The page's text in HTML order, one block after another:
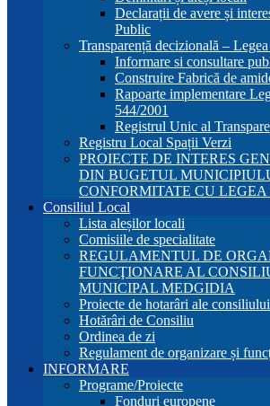
Declarații de avere și
Public
Transparență decizională –
Informare si consultare
Construire Fabrică de
Rapoarte implementare
544/2001
Registrul Unic al
Registru Local Spații Verzi
PROIECTE DE INTERES
DIN BUGETUL
CONFORMITATE CU LEGEA
Consiliul Local
Lista aleșilor locali
Comisiile de specialitate
REGULAMENTUL DE
FUNCŢIONARE AL
MUNICIPAL MEDGIDIA
Proiecte de hotarâri ale
Hotărâri de Consiliu
Ordinea de zi
Regulament de organizare și
INFORMARE
Programe/Proiecte
Fonduri europene